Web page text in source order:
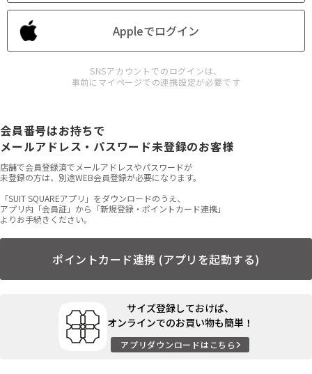
Appleでログイン
SNSアカウントでのログインは、
事前にマイページでの連携設定が必要です
会員番号はお持ちで
メールアドレス・パスワード未登録のお客様
店舗で会員登録済でメールアドレスやパスワードが
未登録の方は、別途WEB会員登録が必要になります。
「SUIT SQUAREアプリ」をダウンロードのうえ、
アプリ内「会員証」から「新規登録・ポイントカード連携」
よりお手続きください。
ポイントカード連携 (アプリを起動する)
サイズ登録しておけば、
オンラインでのお買い物も簡単！
アプリダウンロードはこちら